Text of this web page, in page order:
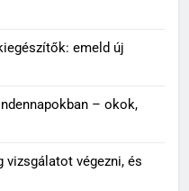
emeld új
– okok,
végezni, és
álmok: miért jelenhet
burkolat időtállósága,